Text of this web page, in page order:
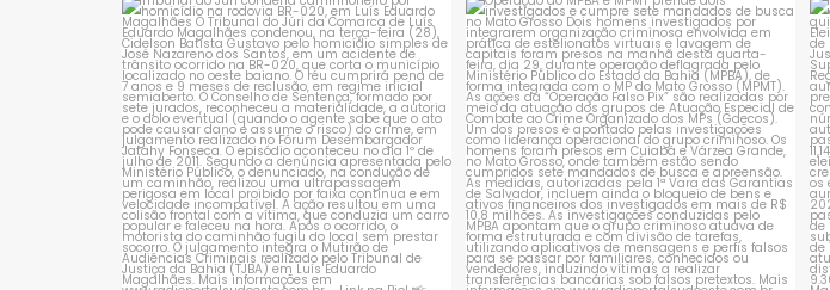
Tribunal do Júri condena caminhoneiro
por...
1 0
Operação do MPBA e MPMT prende dois
investigados e...
1 0